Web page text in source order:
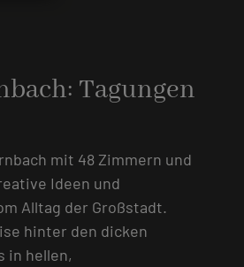
Tagungen
mit 48 Zimmern und
Ideen und
Alltag der Großstadt.
hinter den dicken
in hellen,